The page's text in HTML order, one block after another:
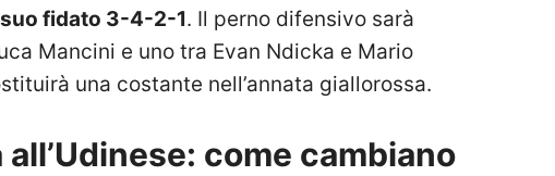
fidato 3-4-2-1. Il perno difensivo sarà
Mancini e uno tra Evan Ndicka e Mario
una costante nell’annata giallorossa.
come cambiano